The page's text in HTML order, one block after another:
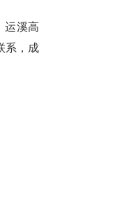
运溪高
系，成